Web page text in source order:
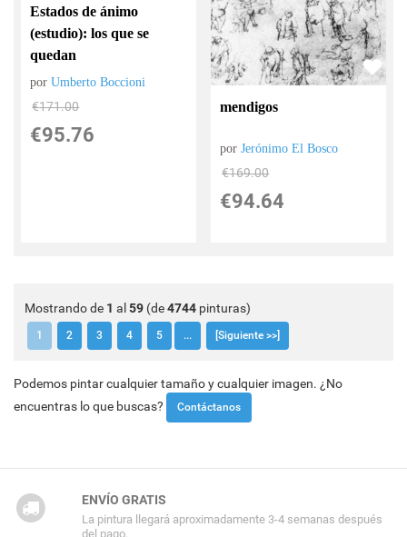
Estados de ánimo
(estudio): los que se
quedan
porUmberto Boccioni
€171.00
€95.76
mendigos
porJerónimo El Bosco
€169.00
€94.64
Mostrando de 1 al59 (de4744 pinturas)
1 2 3 4 5 ... [Siguiente >>]
Podemos pintar cualquier tamaño y cualquier imagen. ¿No
encuentras lo que buscas?
Contáctanos
ENVÍO GRATIS
La pintura llegará aproximadamente 3-4 semanas después
del pago.